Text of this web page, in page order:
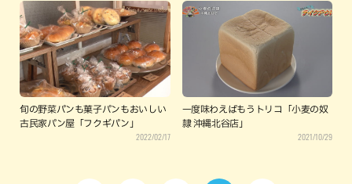
旬の野菜パンも菓子パンもおいしい
古民家パン屋「フクギパン」
2022/02/17
一度味わえばもうトリコ「小麦の奴
隷 沖縄北谷店」
2021/10/29